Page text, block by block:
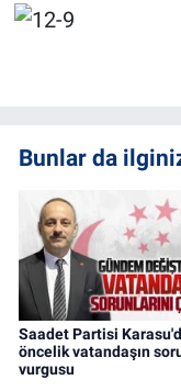
Bunlar da
Saadet Partisi
öncelik vatandaşın
vurgusu